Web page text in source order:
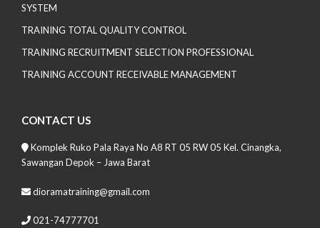
SYSTEM
TRAINING TOTAL QUALITY CONTROL
TRAINING RECRUITMENT SELECTION PROFESSIONAL
TRAINING ACCOUNT RECEIVABLE MANAGEMENT
CONTACT US
Komplek Ruko Pala Raya No A8 RT 05 RW 05 Kel. Cinangka,
Sawangan Depok – Jawa Barat
dioramatraining@gmail.com
021-74777701